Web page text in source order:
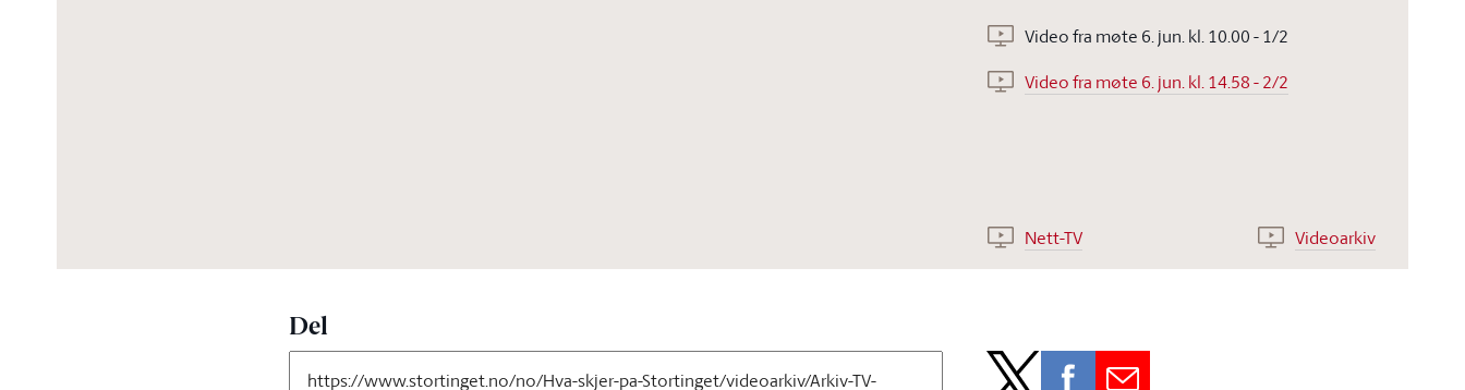
Video fra møte 6. jun. kl. 10.00 - 1/2
Video fra møte 6. jun. kl. 14.58 - 2/2
Nett-TV Videoarkiv
Del